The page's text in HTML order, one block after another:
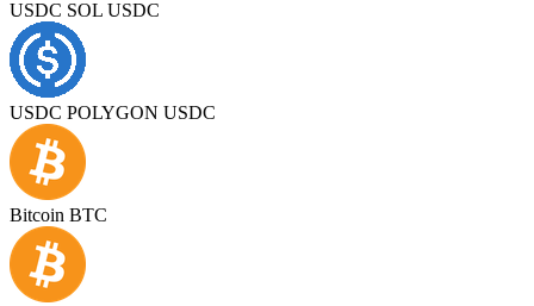
USDC SOL USDC
USDC POLYGON USDC
Bitcoin BTC